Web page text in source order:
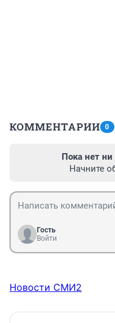
КОММЕНТАРИИ 0
Пока нет ни
Начните
Гость
Войти
Новости СМИ2